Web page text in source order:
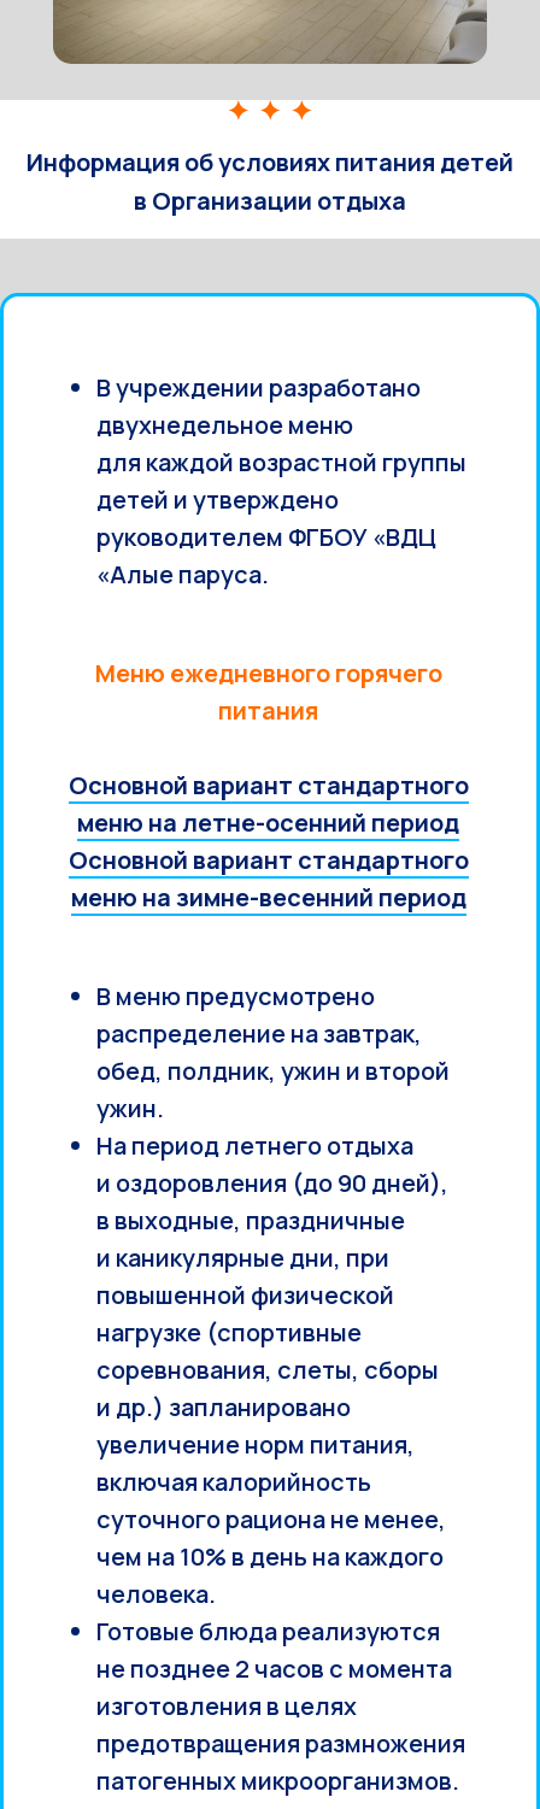
Информация об условиях питания детей
в Организации отдыха
В учреждении разработано
двухнедельное меню
для каждой возрастной группы
детей и утверждено
руководителем ФГБОУ «ВДЦ
«Алые паруса.
Меню ежедневного горячего
питания
Основной вариант стандартного
меню на летне-осенний период
Основной вариант стандартного
меню на зимне-весенний период
В меню предусмотрено
распределение на завтрак,
обед, полдник, ужин и второй
ужин.
На период летнего отдыха
и оздоровления (до 90 дней),
в выходные, праздничные
и каникулярные дни, при
повышенной физической
нагрузке (спортивные
соревнования, слеты, сборы
и др.) запланировано
увеличение норм питания,
включая калорийность
суточного рациона не менее,
чем на 10% в день на каждого
человека.
Готовые блюда реализуются
не позднее 2 часов с момента
изготовления в целях
предотвращения размножения
патогенных микроорганизмов.